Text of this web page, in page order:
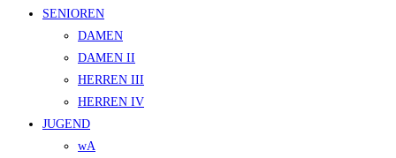
SENIOREN
DAMEN
DAMEN II
HERREN III
HERREN IV
JUGEND
wA